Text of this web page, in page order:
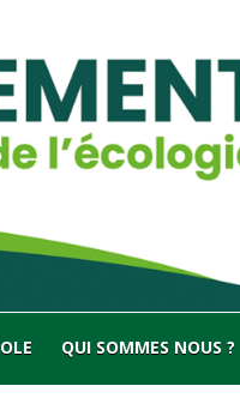
QUI SOMMES NOUS ?